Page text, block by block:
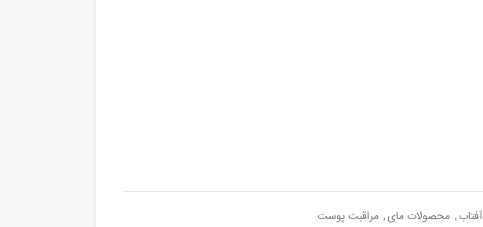
, محصولات مای, مراقبت پوست